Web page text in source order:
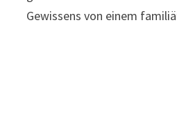
Gewissens von einem